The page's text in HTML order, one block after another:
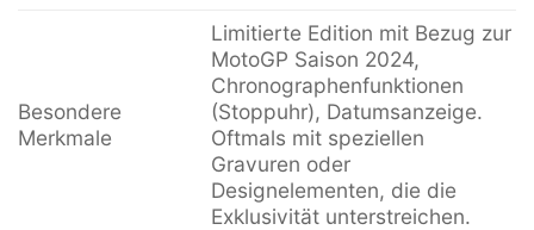
Besondere
Merkmale
Limitierte Edition mit Bezug zur
MotoGP Saison 2024,
Chronographenfunktionen
(Stoppuhr), Datumsanzeige.
Oftmals mit speziellen
Gravuren oder
Designelementen, die die
Exklusivität unterstreichen.